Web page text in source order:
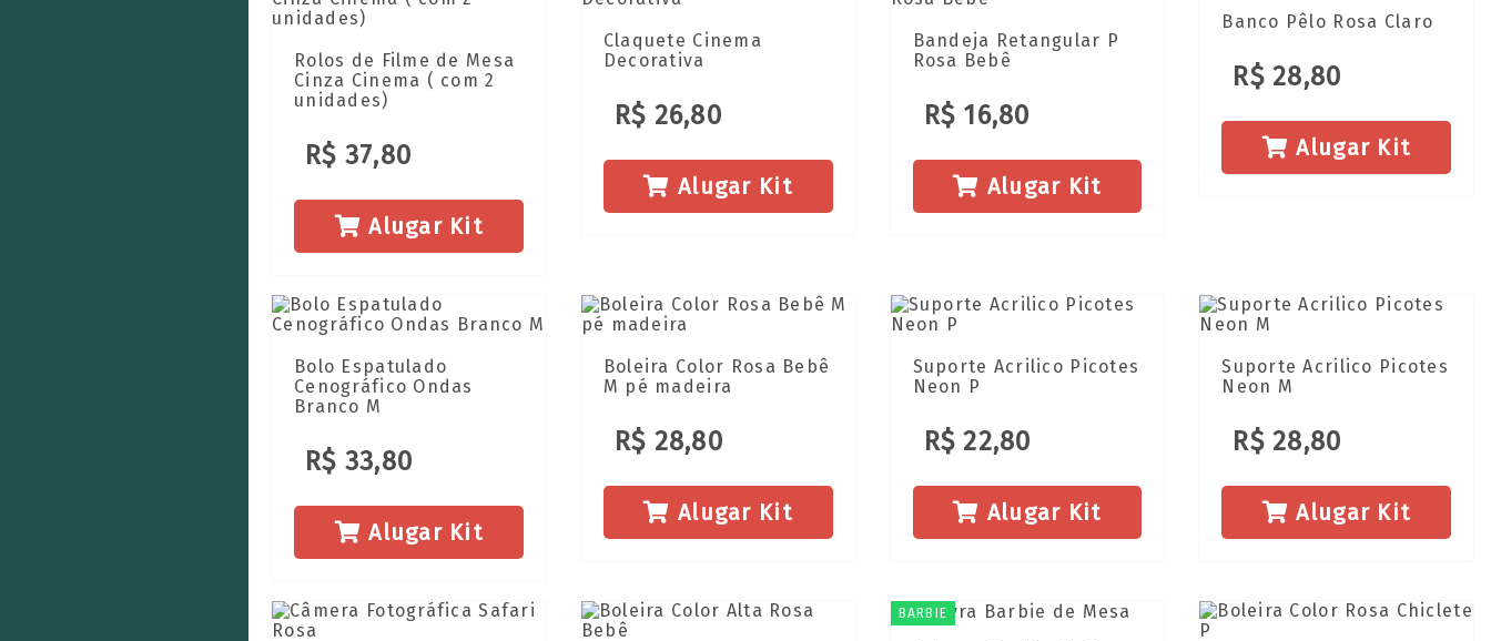
Rolos de Filme de Mesa
Cinza Cinema ( com 2
unidades)
R$ 37,80
Alugar Kit
Claquete Cinema
Decorativa
R$ 26,80
Alugar Kit
Bandeja Retangular P
Rosa Bebê
R$ 16,80
Alugar Kit
Banco Pêlo Rosa Claro
R$ 28,80
Alugar Kit
Bolo Espatulado
Cenográfico Ondas
Branco M
R$ 33,80
Alugar Kit
Boleira Color Rosa Bebê
M pé madeira
R$ 28,80
Alugar Kit
Suporte Acrilico Picotes
Neon P
R$ 22,80
Alugar Kit
Suporte Acrilico Picotes
Neon M
R$ 28,80
Alugar Kit
BARBIE